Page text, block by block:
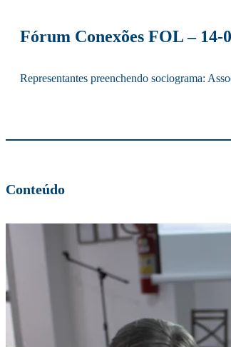
Fórum Conexões FOL – 14-
Representantes preenchendo sociograma:
Conteúdo